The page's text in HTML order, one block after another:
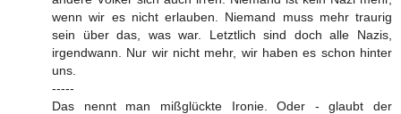
wenn wir es nicht erlauben. Niemand muss mehr traurig
sein über das, was war. Letztlich sind doch alle Nazis,
irgendwann. Nur wir nicht mehr, wir haben es schon hinter
uns.
-----
Das nennt man mißglückte Ironie. Oder - glaubt der